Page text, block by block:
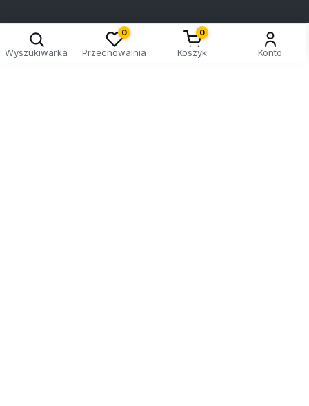
Wyszukiwarka
0
Przechowalnia
0
Koszyk Konto